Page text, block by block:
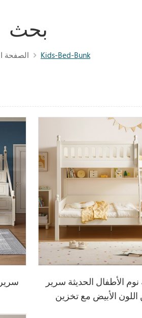
بحث
الصفحة Kids-Bed-Bunk
الأطفال الحديثة سرير
اللون الأبيض مع تخزين